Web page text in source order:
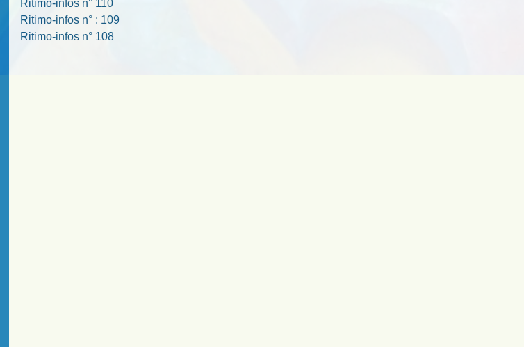
Ritimo-infos n° 110
Ritimo-infos n° : 109
Ritimo-infos n° 108